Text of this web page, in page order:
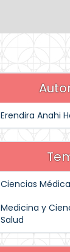
Erendira Anahi
Ciencias
Medicina y
Salud